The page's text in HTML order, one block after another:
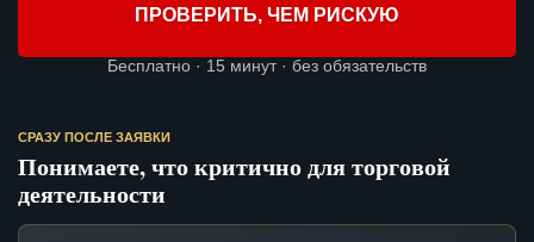
ПРОВЕРИТЬ, ЧЕМ РИСКУЮ
Бесплатно · 15 минут · без обязательств
СРАЗУ ПОСЛЕ ЗАЯВКИ
Понимаете, что критично для торговой
деятельности